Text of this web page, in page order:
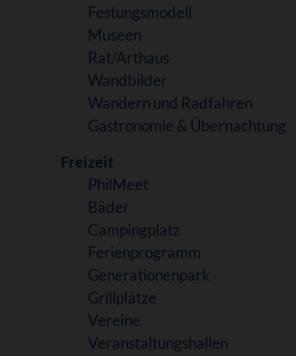
Festungsmodell
Museen
Rat/Arthaus
Wandbilder
Wandern und Radfahren
Gastronomie & Übernachtung
Freizeit
PhilMeet
Bäder
Campingplatz
Ferienprogramm
Generationenpark
Grillplätze
Vereine
Veranstaltungshallen